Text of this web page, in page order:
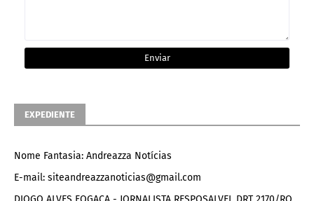
EXPEDIENTE
Nome Fantasia: Andreazza Notícias
E-mail: siteandreazzanoticias@gmail.com